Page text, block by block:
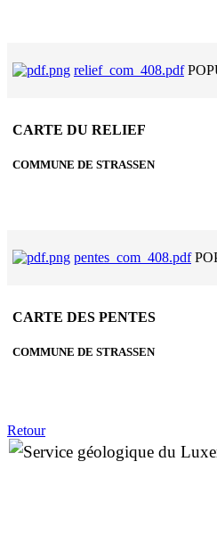
relief_com_408.pdf
CARTE DU RELIEF
COMMUNE DE STRASSEN
pentes_com_408.pdf
CARTE DES PENTES
COMMUNE DE STRASSEN
Retour